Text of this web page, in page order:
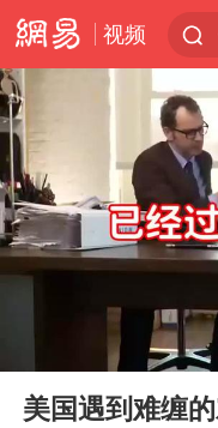
视频
Play
美国遇到难缠